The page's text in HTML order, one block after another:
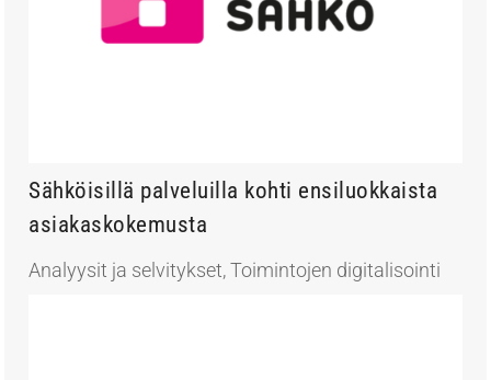
Sähköisillä palveluilla kohti ensiluokkaista
asiakaskokemusta
Analyysit ja selvitykset,Toimintojen digitalisointi